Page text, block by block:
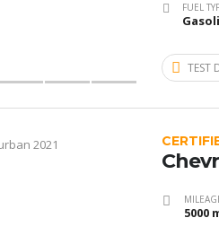
FUEL
TEST
5000